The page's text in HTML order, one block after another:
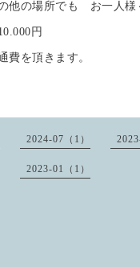
他の場所でも お一人様
円
を頂きます。
2024-07（1）
2023-01（1）